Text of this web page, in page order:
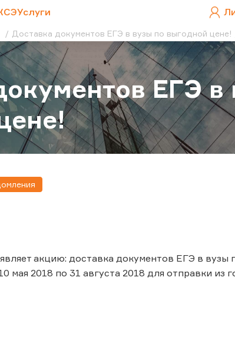
Услуги
Доставка документов ЕГЭ в вузы по выгодной цене!
ЕГЭ в
акцию: доставка документов ЕГЭ в вузы
мая 2018 по 31 августа 2018 для отправки